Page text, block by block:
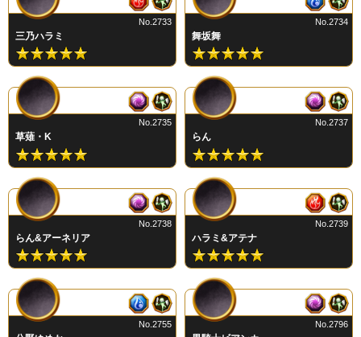
三乃ハラミ
No.2733
舞坂舞
No.2734
草薙・K
No.2735
らん
No.2737
らん&アーネリア
No.2738
ハラミ&アテナ
No.2739
No.2755 No.2796